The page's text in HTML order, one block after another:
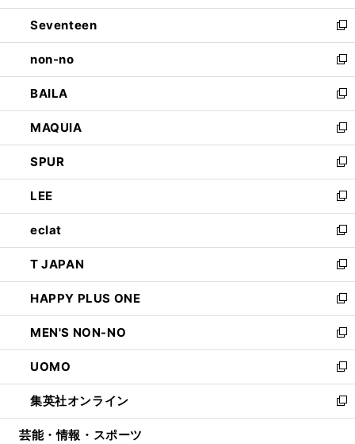
開
く
ウ
で
開
く
ン
ド
ウ
で
開
く
Seventeen
新
し
い
ウ
ィ
ン
ド
ウ
で
開
く
non-no
新
し
い
ウ
ィ
ン
ド
ウ
で
開
く
BAILA
新
し
い
ウ
ィ
ン
ド
ウ
で
開
く
MAQUIA
新
し
い
ウ
ィ
ン
ド
ウ
で
開
く
SPUR
新
し
い
ウ
ィ
ン
ド
ウ
で
開
く
LEE
新
し
い
ウ
ィ
ン
ド
ウ
で
開
く
eclat
新
し
い
ウ
ィ
ン
ド
ウ
で
開
く
T JAPAN
新
し
い
ウ
ィ
ン
ド
ウ
で
開
HAPPY PLUS ONE
新
し
い
ウ
ィ
ン
ド
ウ
MEN'S NON-NO
新
し
い
ウ
ィ
ン
UOMO
新
し
い
ウ
集英社オンライン
新
し
芸能・情報・スポーツ